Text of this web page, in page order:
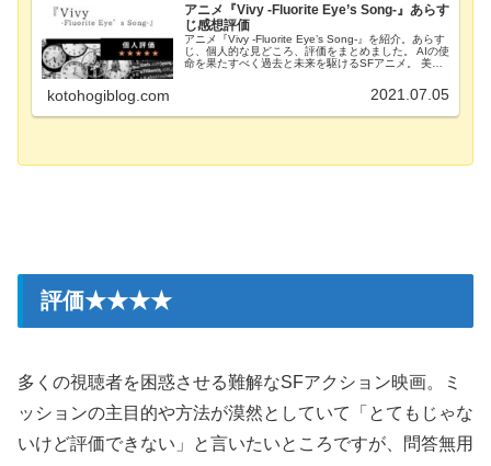
アニメ『Vivy -Fluorite Eye’s Song-』あらす
じ感想評価
アニメ『Vivy -Fluorite Eye’s Song-』を紹介。あらす
じ、個人的な見どころ、評価をまとめました。 AIの使
命を果たすべく過去と未来を駆けるSFアニメ。 美し
kotohogiblog.com 2021.07.05
評価★★★★
多くの視聴者を困惑させる難解なSFアクション映画。ミ
ッションの主目的や方法が漠然としていて「とてもじゃな
いけど評価できない」と言いたいところですが、問答無用